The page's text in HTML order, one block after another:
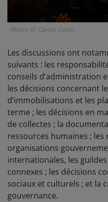
Photo ©: Carlos Conti
Les discussions ont
suivants : les
conseils d’administration
les décisions concernant
d’immobilisations et les
terme ; les décisions en
de collectes ; la
ressources humaines ; les
organisations
internationales, les
connexes ; les décisions
sociaux et culturels ; et la
gouvernance.